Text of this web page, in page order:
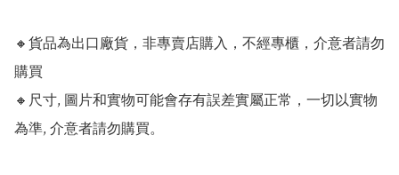
🔸貨品為出口廠貨，非專賣店購入，不經專櫃，介意者請勿
購買
🔸尺寸, 圖片和實物可能會存有誤差實屬正常，一切以實物
為準, 介意者請勿購買。